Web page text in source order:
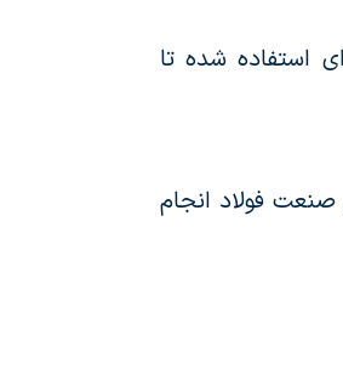
استفاده شده تا
فولاد انجام